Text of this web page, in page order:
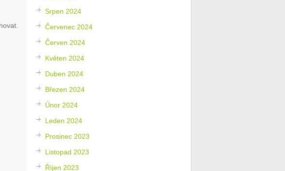
Srpen 2024
Červenec 2024
Červen 2024
Květen 2024
Duben 2024
Březen 2024
Únor 2024
Leden 2024
Prosinec 2023
Listopad 2023
Říjen 2023